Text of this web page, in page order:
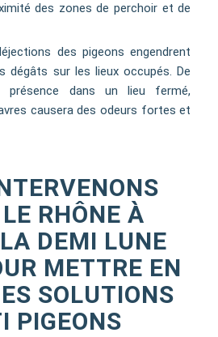
des zones de perchoir et de
des pigeons engendrent
dégâts sur les lieux occupés. De
dans un lieu fermé,
causera des odeurs fortes et
RHÔNE À
DEMI LUNE
METTRE EN
SOLUTIONS
PIGEONS